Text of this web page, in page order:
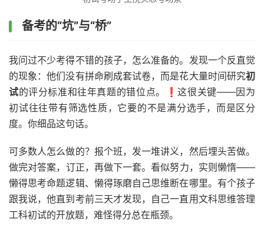
备考的“坑”与“桥”
我问过不少考得不错的孩子，怎么准备的。发现一个反直觉
的现象：他们没有拼命刷成套试卷，而是花大量时间研究初
试的评分标准和往年真题的错位点。❗这很关键——因为
初试往往带有筛选性质，它要的不是满分选手，而是区分
度。你细品这句话。
可多数人怎么做的？报个班，发一堆讲义，然后埋头苦做。
做完对答案，订正，再做下一套。看似努力，实则懒惰——
懒得思考命题逻辑、懒得琢磨自己思维断在哪里。有个孩子
跟我说，他直到考前三天才发现，自己一直用文科思维答理
工科初试的开放题，难怪得分总在瓶颈。